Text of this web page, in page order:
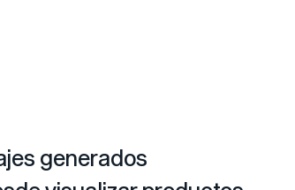
generados